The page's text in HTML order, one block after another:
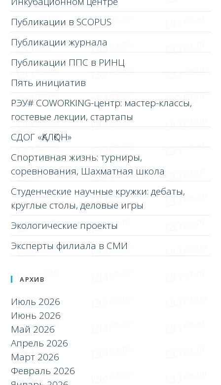
Публикации в SCOPUS
Публикации журнала
Публикации ППС в РИНЦ
Пять инициатив
РЭУ# COWORKING-центр: мастер-классы,
гостевые лекции, стартапы
СДОГ «ҚАЛҚОН»
Спортивная жизнь: турниры,
соревнования, Шахматная школа
Студенческие научные кружки: дебаты,
круглые столы, деловые игры
Экологические проекты
Эксперты филиала в СМИ
АРХИВ
Июль 2026
Июнь 2026
Май 2026
Апрель 2026
Март 2026
Февраль 2026